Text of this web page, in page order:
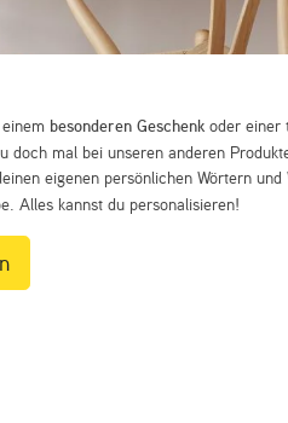
besonderen Geschenk oder einer
doch mal bei unseren anderen
eigenen persönlichen Wörtern und
Alles kannst du personalisieren!